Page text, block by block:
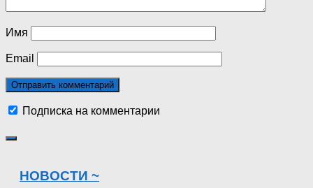
Имя
Email
Подписка на комментарии
НОВОСТИ ~